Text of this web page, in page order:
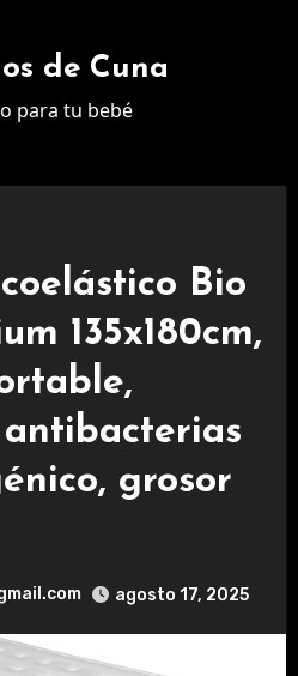
de Cuna
para tu bebé
Bio
135x180cm,
grosor
agosto 17, 2025